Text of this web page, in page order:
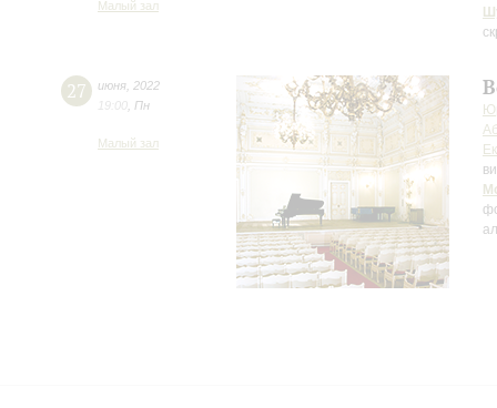
Малый зал
27 июня 2022
19:00 Пн
Малый зал